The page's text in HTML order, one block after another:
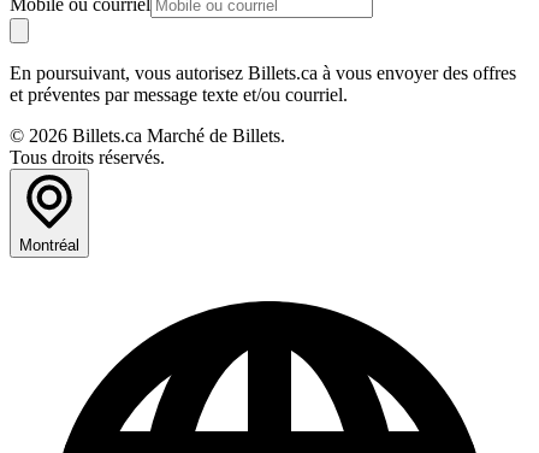
Mobile ou courriel
En poursuivant, vous autorisez Billets.ca à vous envoyer des offres
et préventes par message texte et/ou courriel.
© 2026 Billets.ca Marché de Billets.
Tous droits réservés.
Montréal